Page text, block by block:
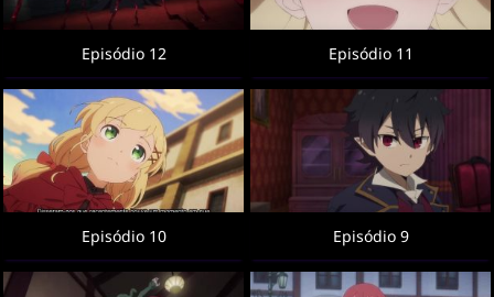
Episódio 12 Episódio 11
Episódio 10 Episódio 9